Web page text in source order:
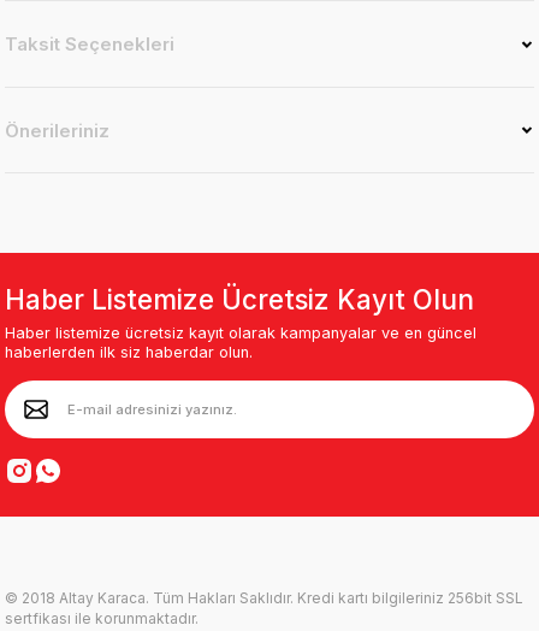
Taksit Seçenekleri
Önerileriniz
Haber Listemize Ücretsiz Kayıt Olun
Haber listemize ücretsiz kayıt olarak kampanyalar ve en güncel
haberlerden ilk siz haberdar olun.
© 2018 Altay Karaca. Tüm Hakları Saklıdır. Kredi kartı bilgileriniz 256bit SSL
sertfikası ile korunmaktadır.